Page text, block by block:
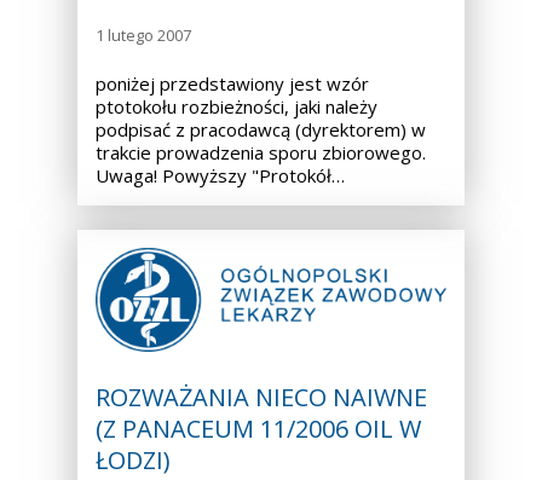
1 lutego 2007
poniżej przedstawiony jest wzór
ptotokołu rozbieżności, jaki należy
podpisać z pracodawcą (dyrektorem) w
trakcie prowadzenia sporu zbiorowego.
Uwaga! Powyższy "Protokół…
ROZWAŻANIA NIECO NAIWNE
(Z PANACEUM 11/2006 OIL W
ŁODZI)